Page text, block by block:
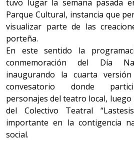
tuvo lugar la semana pasada
Parque Cultural, instancia que
visualizar parte de las
porteña.
En este sentido la
conmemoración del Día
inaugurando la cuarta
convesatorio donde
personajes del teatro local,
del Colectivo Teatral
importante en la contigencia
social.